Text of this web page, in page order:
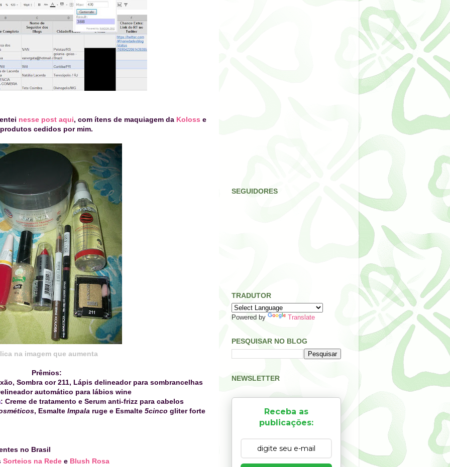
nesse post aqui, com ítens de maquiagem da Koloss e
produtos cedidos por mim.
na imagem que aumenta
Prêmios:
Sombra cor 211, Lápis delineador para sombrancelhas
automático para lábios wine
: Creme de tratamento e Serum anti-frizz para cabelos
, Esmalte Impala ruge e Esmalte 5cinco gliter forte
no Brasil
Sorteios na Rede e Blush Rosa
SEGUIDORES
TRADUTOR
Powered by Translate
PESQUISAR NO BLOG
NEWSLETTER
Receba as
publicações: